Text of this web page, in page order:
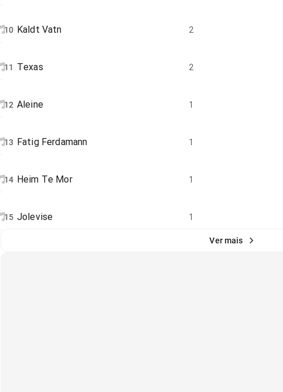
10 Kaldt Vatn 2
11 Texas 2
12 Aleine 1
13 Fatig Ferdamann 1
14 Heim Te Mor 1
15 Jolevise 1
Ver mais